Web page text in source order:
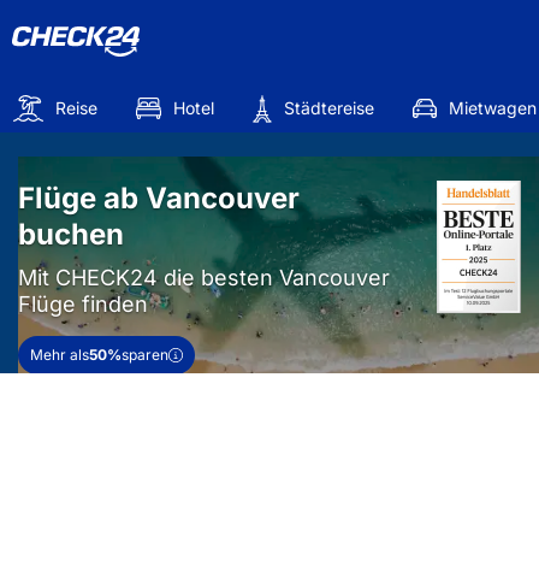
Reise Hotel Städtereise Mietwagen
Flüge ab Vancouver
buchen
Mit CHECK24 die besten Vancouver
Flüge finden
Mehr als50%sparen